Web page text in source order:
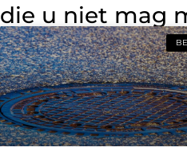
die u niet mag